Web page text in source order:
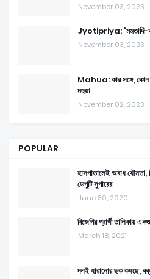
November 03, 2023
Jyotipriya: 'মমতাদি-
November 03, 2023
Mahua: কার সঙ্গে, কোন
মহুয়া
November 02, 2023
POPULAR
হাসপাতালেই অবাধ যৌনতা,
ডেপুটি সুপারের
June 30, 2020
বিজেপির প্রার্থী তালিকায়
March 18, 2021
দলই হারানোর ছক কষছে,